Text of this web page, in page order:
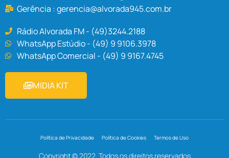
Gerência :gerencia@alvorada945.com.br
Rádio Alvorada FM - (49)3244.2188
WhatsApp Estúdio - (49) 9 9106.3978
WhatsApp Comercial - (49) 9 9167.4745
MIDIA KIT
Política de Privacidade Política de Cookies Termos de Uso
Copyright © 2022. Todos os direitos reservados